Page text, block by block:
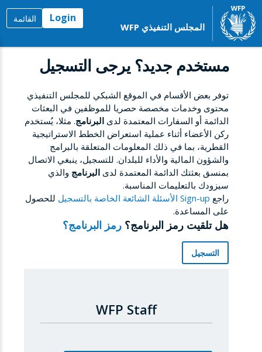
المجلس التنفيذي WFP
Login القائمة
مستخدم جديد؟ يرجى التسجيل
توفر بعض الأقسام في الموقع الشبكي للمجلس التنفيذي
محتوى وخدمات مخصصة حصريا للموظفين في البعثات
الدائمة أو السفارات المعتمدة لدى البرنامج. مثلا، يُستخدم
ركن الأعضاء أثناء عملية استعراض الخطط الاستراتيجية
القطرية، بما في ذلك المعلومات المتعلقة بالبرامج
والشؤون المالية والأداء للبلدان. للتسجيل، ينبغي الاتصال
بمنسق بعثتك الدائمة المعتمدة لدى البرنامج والذي
سيزودك بالتعليمات المناسبة.
راجع Sign-up الأسئلة الشائعة الخاصة بالتسجيل
للحصول
على المساعدة.
هل تلقيت رمز البرنامج؟ رمز البرنامج؟
التسجيل
WFP Staff